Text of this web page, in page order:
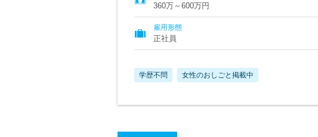
360万～600万円
雇用形態
正社員
学歴不問 女性のおしごと掲載中